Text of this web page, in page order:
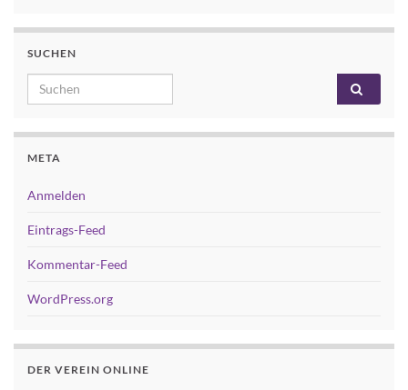
SUCHEN
Search for:
META
Anmelden
Eintrags-Feed
Kommentar-Feed
WordPress.org
DER VEREIN ONLINE